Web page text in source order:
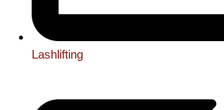
Lashlifting